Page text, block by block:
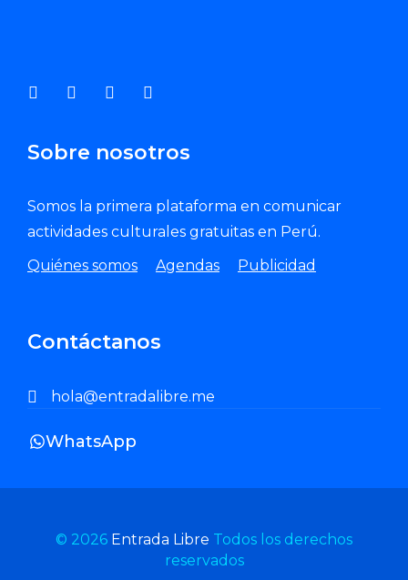
Sobre nosotros
Somos la primera plataforma en comunicar
actividades culturales gratuitas en Perú.
Quiénes somos
Agendas Publicidad
Contáctanos
hola@entradalibre.me
WhatsApp
© 2026 Entrada Libre Todos los derechos
reservados